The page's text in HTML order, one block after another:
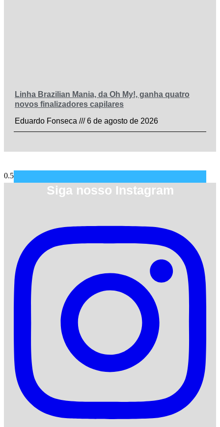
Linha Brazilian Mania, da Oh My!, ganha quatro
novos finalizadores capilares
Eduardo Fonseca
6 de agosto de 2026
Siga nosso Instagram